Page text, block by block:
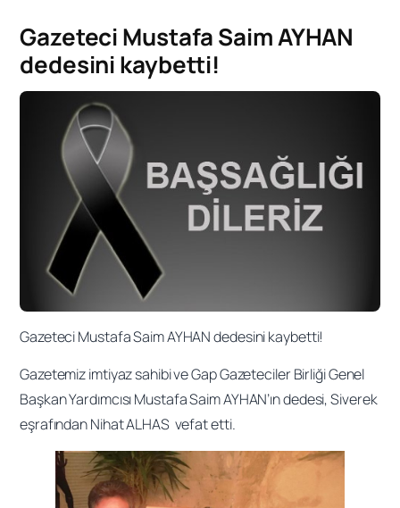
Gazeteci Mustafa Saim AYHAN
dedesini kaybetti!
Gazeteci Mustafa Saim AYHAN dedesini kaybetti!
Gazetemiz imtiyaz sahibi ve Gap Gazeteciler Birliği Genel
Başkan Yardımcısı Mustafa Saim AYHAN’ın dedesi, Siverek
eşrafından Nihat ALHAS vefat etti.